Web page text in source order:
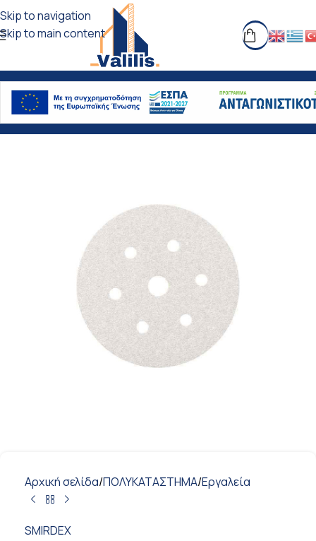
Skip to navigation
Skip to main content
Αρχική σελίδα/ΠΟΛΥΚΑΤΑΣΤΗΜΑ/Εργαλεία
SMIRDEX